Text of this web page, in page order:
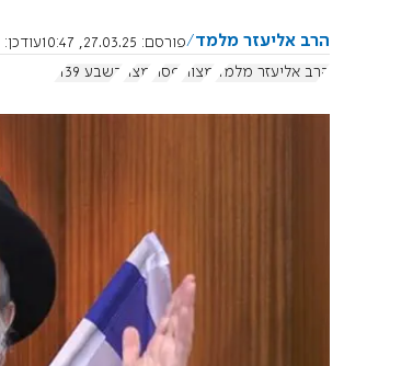
הרב אליעזר מלמד פורסם: 27.03.25, 10:47 עודכן:
הרב אליעזר מלמד מצות פסח מצה בשבע 1139